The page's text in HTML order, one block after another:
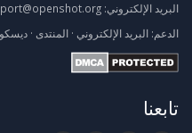
البريد الإلكتروني:
الدعم: البريد الإلكتروني · المنتدى ·
تابعنا